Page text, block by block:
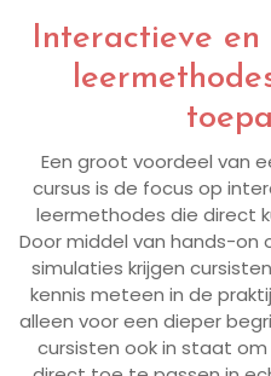
Interactieve
Een groot voordeel van
cursus is de focus op
leermethodes die direct
Door middel van hands-on
simulaties krijgen
kennis meteen in de
alleen voor een dieper
cursisten ook in staat